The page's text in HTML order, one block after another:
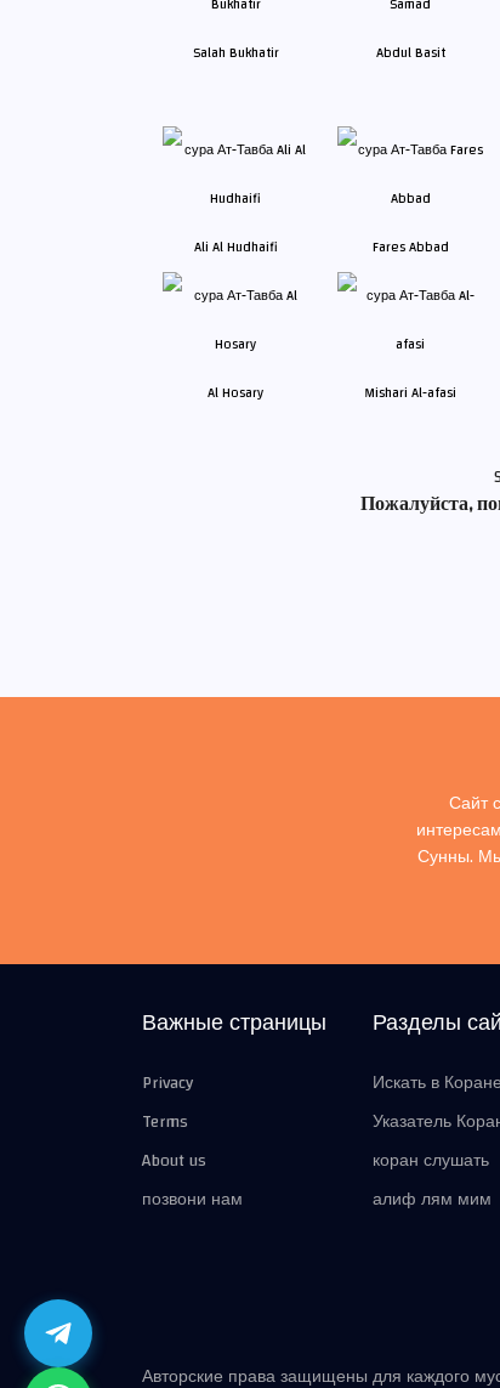
Salah Bukhatir Abdul Basit
Ali Al Hudhaifi Fares Abbad
Al Hosary Mishari Al-afasi
Пожалуйста,
Сайт
Сунны.
Важные страницы
Privacy
Terms
About us
позвони нам
Разделы
Искать в Коране
Указатель
коран слушать
алиф лям мим
Авторские права защищены для каждого